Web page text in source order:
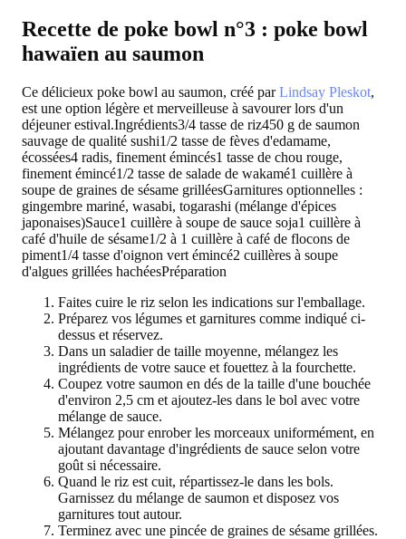
Recette de poke bowl n°3 : poke bowl
hawaïen au saumon
Ce délicieux poke bowl au saumon, créé parLindsay Pleskot,
est une option légère et merveilleuse à savourer lors d'un
déjeuner estival.Ingrédients3/4 tasse de riz450 g de saumon
sauvage de qualité sushi1/2 tasse de fèves d'edamame,
écossées4 radis, finement émincés1 tasse de chou rouge,
finement émincé1/2 tasse de salade de wakamé1 cuillère à
soupe de graines de sésame grilléesGarnitures optionnelles :
gingembre mariné, wasabi, togarashi (mélange d'épices
japonaises)Sauce1 cuillère à soupe de sauce soja1 cuillère à
café d'huile de sésame1/2 à 1 cuillère à café de flocons de
piment1/4 tasse d'oignon vert émincé2 cuillères à soupe
d'algues grillées hachéesPréparation
Faites cuire le riz selon les indications sur l'emballage.
Préparez vos légumes et garnitures comme indiqué ci-
dessus et réservez.
Dans un saladier de taille moyenne, mélangez les
ingrédients de votre sauce et fouettez à la fourchette.
Coupez votre saumon en dés de la taille d'une bouchée
d'environ 2,5 cm et ajoutez-les dans le bol avec votre
mélange de sauce.
Mélangez pour enrober les morceaux uniformément, en
ajoutant davantage d'ingrédients de sauce selon votre
goût si nécessaire.
Quand le riz est cuit, répartissez-le dans les bols.
Garnissez du mélange de saumon et disposez vos
garnitures tout autour.
Terminez avec une pincée de graines de sésame grillées.